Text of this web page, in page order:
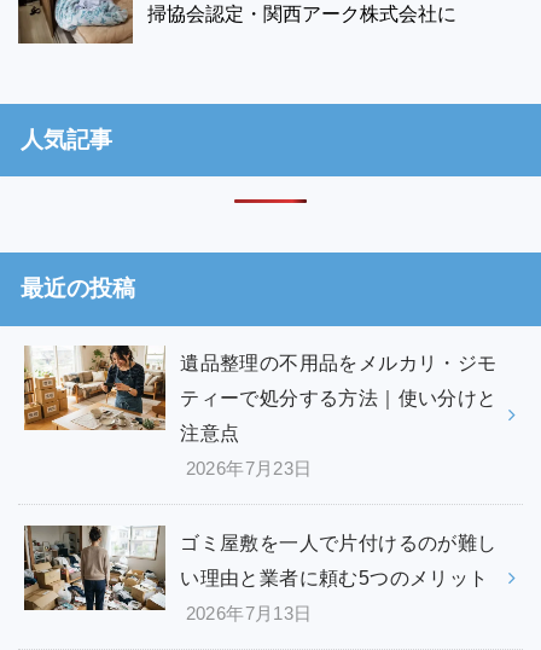
掃協会認定・関西アーク株式会社に
人気記事
最近の投稿
遺品整理の不用品をメルカリ・ジモ
ティーで処分する方法｜使い分けと
注意点
2026年7月23日
ゴミ屋敷を一人で片付けるのが難し
い理由と業者に頼む5つのメリット
2026年7月13日